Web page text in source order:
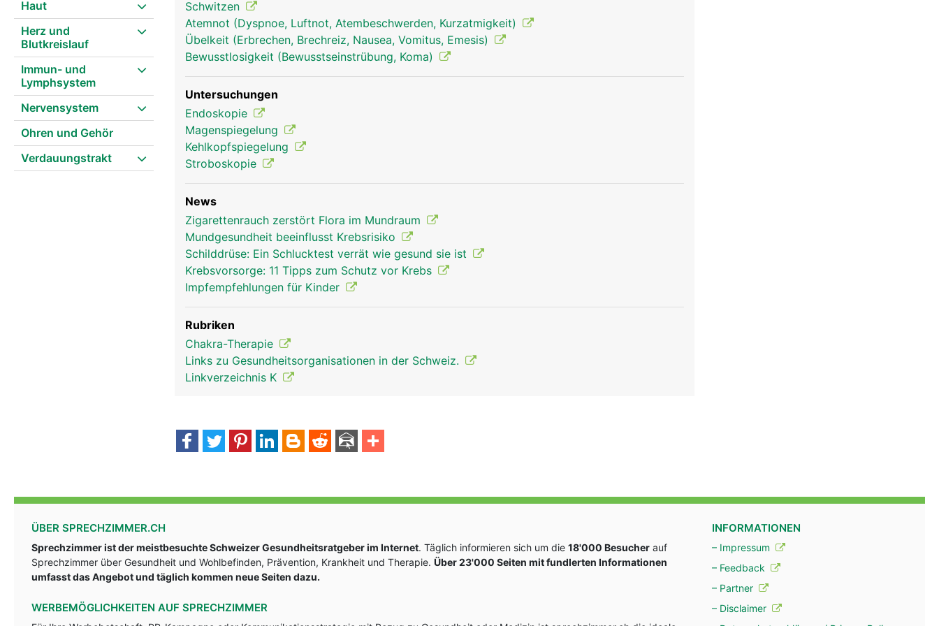
Haut
Herz und
Blutkreislauf
Immun- und
Lymphsystem
Nervensystem
Ohren und Gehör
Verdauungstrakt
Kehlkopf Frau
Schwitzen
Atemnot (Dyspnoe, Luftnot, Atembeschwerden, Kurzatmigkeit)
Übelkeit (Erbrechen, Brechreiz, Nausea, Vomitus, Emesis)
Bewusstlosigkeit (Bewusstseinstrübung, Koma)
Untersuchungen
Endoskopie
Magenspiegelung
Kehlkopfspiegelung
Stroboskopie
News
Zigarettenrauch zerstört Flora im Mundraum
Mundgesundheit beeinflusst Krebsrisiko
Schilddrüse: Ein Schlucktest verrät wie gesund sie ist
Krebsvorsorge: 11 Tipps zum Schutz vor Krebs
Impfempfehlungen für Kinder
Rubriken
Chakra-Therapie
Links zu Gesundheitsorganisationen in der Schweiz.
Linkverzeichnis K
ÜBER SPRECHZIMMER.CH
Sprechzimmer ist der meistbesuchte Schweizer Gesundheitsratgeber im Internet. Täglich informieren sich um die 18'000 Besucher auf
Sprechzimmer über Gesundheit und Wohlbefinden, Prävention, Krankheit und Therapie. Über 23'000 Seiten mit fundlerten Informationen
umfasst das Angebot und täglich kommen neue Seiten dazu.
WERBEMÖGLICHKEITEN AUF SPRECHZIMMER
INFORMATIONEN
– Impressum
– Feedback
– Partner
– Disclaimer